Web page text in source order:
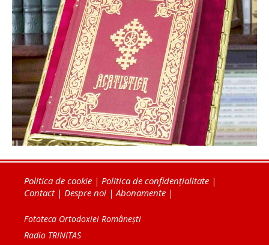
Politica de cookie | Politica de confidențialitate |
Contact| Despre noi | Abonamente |
Fototeca Ortodoxiei Românești
Radio TRINITAS